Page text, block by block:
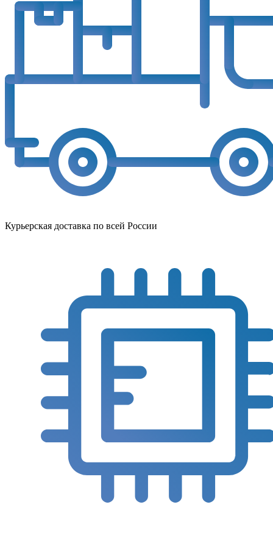
Курьерская доставка по всей России